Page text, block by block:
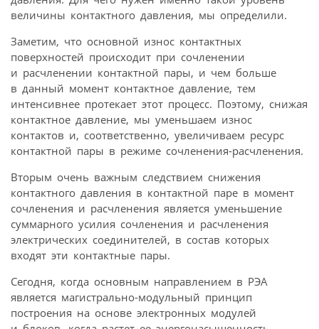
величины контактного давления, мы определили.
Заметим, что основной износ контактных
поверхностей происходит при сочленении
и расчленении контактной пары, и чем больше
в данный момент контактное давление, тем
интенсивнее протекает этот процесс. Поэтому, снижая
контактное давление, мы уменьшаем износ
контактов и, соответственно, увеличиваем ресурс
контактной пары в режиме сочленения-расчленения.
Вторым очень важным следствием снижения
контактного давления в контактной паре в момент
сочленения и расчленения является уменьшение
суммарного усилия сочленения и расчленения
электрических соединителей, в состав которых
входят эти контактные пары.
Сегодня, когда основным направлением в РЭА
является магистрально-модульный принцип
построения на основе электронных модулей